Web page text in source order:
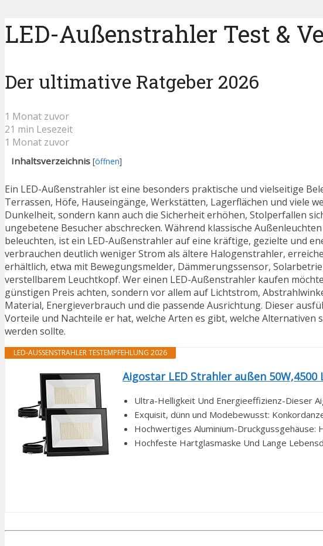
LED-Außenstrahler Test &
Der ultimative Ratgeber 2026
1 Monat zuvor
21 min Lesezeit
1 Monat zuvor
Inhaltsverzeichnis [öffnen]
Ein LED-Außenstrahler ist eine besonders praktische und vielseitige
Terrassen, Höfe, Hauseingänge, Werkstätten, Lagerflächen und viele
Dunkelheit, sondern kann auch die Sicherheit erhöhen, Stolperfallen
ungebetene Besucher abschrecken. Während klassische
beleuchten, ist ein LED-Außenstrahler auf eine kräftige, gezielte und
verbrauchen deutlich weniger Strom als ältere Halogenstrahler,
erhältlich, etwa mit Bewegungsmelder, Dämmerungssensor,
verstellbarem Leuchtkopf. Wer einen LED-Außenstrahler kaufen
günstigen Preis achten, sondern vor allem auf Lichtstrom,
Material, Energieverbrauch und die passende Ausrichtung. Dieser
Vorteile und Nachteile er hat, welche Arten es gibt, welche
werden sollte.
LED-AUSSENSTRAHLER TESTEMPFEHLUNG 2026
Aigostar LED Strahler außen
Ultra-Helligkeit Und Energieeffizienz-Dieser
Exquisit, dünn und Modebewusst:
Hochwertiges Aluminium-
Hochfeste Hartglasmaske Und Lange